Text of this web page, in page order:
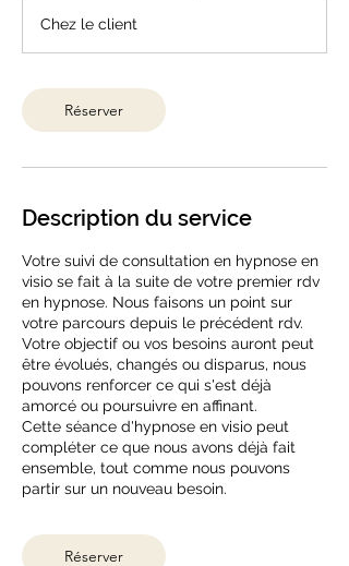
m
i
Chez le client
Réserver
Description du service
Votre suivi de consultation en hypnose en
visio se fait à la suite de votre premier rdv
en hypnose. Nous faisons un point sur
votre parcours depuis le précédent rdv.
Votre objectif ou vos besoins auront peut
être évolués, changés ou disparus, nous
pouvons renforcer ce qui s'est déjà
amorcé ou poursuivre en affinant.
Cette séance d'hypnose en visio peut
compléter ce que nous avons déjà fait
ensemble, tout comme nous pouvons
Réserver